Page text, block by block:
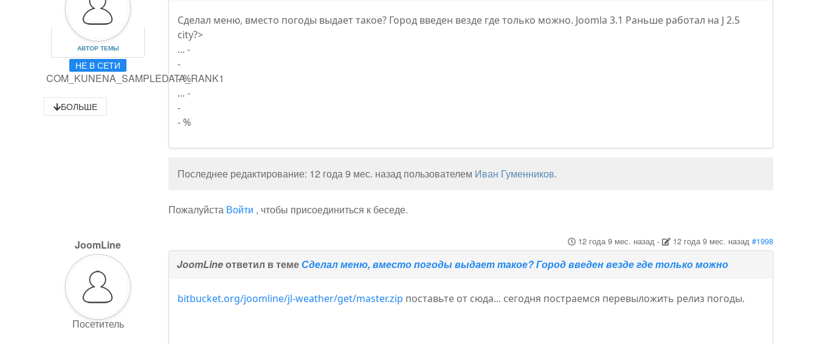
АВТОР ТЕМЫ
НЕ В СЕТИ
COM_KUNENA_SAMPLEDATA_RANK1
БОЛЬШЕ
Сделал меню, вместо погоды выдает такое? Город введен везде где только можно. Joomla 3.1 Раньше работал на J 2.5
city?>
... -
-
- %
... -
-
- %
Последнее редактирование: 12 года 9 мес. назад пользователем Иван Гуменников.
Пожалуйста Войти , чтобы присоединиться к беседе.
JoomLine
Посетитель
12 года 9 мес. назад- 12 года 9 мес. назад #1998
JoomLineответил в темеСделал меню, вместо погоды выдает такое? Город введен везде где только можно
bitbucket.org/joomline/jl-weather/get/master.zip поставьте от сюда... сегодня постраемся перевыложить релиз погоды.